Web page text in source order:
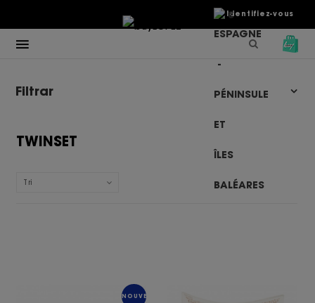
Identifiez-vous
€
TWINSET
Tri
NOUVEAU
Filtrar